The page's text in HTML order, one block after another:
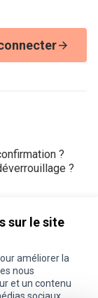
sur le site
améliorer la
nous
et un contenu
?
?